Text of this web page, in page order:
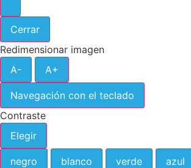
Cerrar
Redimensionar imagen
A-
A+
Navegación con el teclado
Contraste
Elegir
negro blanco verde azul